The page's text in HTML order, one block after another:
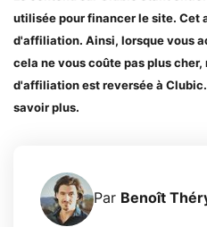
utilisée pour financer le site. Cet
d'affiliation. Ainsi, lorsque vous
cela ne vous coûte pas plus
d'affiliation est reversée à
savoir plus.
Par Benoît